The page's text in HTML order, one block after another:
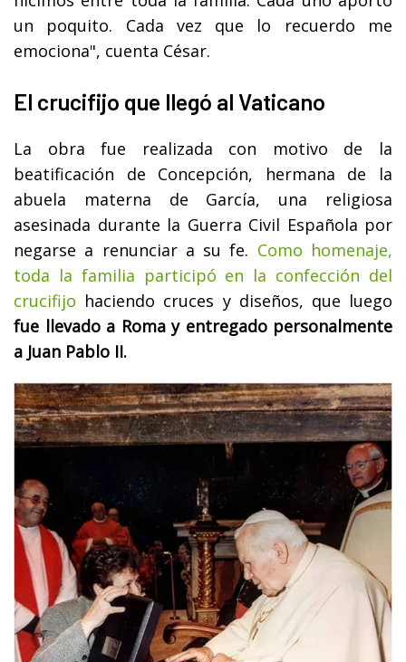
un poquito. Cada vez que lo recuerdo me
emociona", cuenta César.
El crucifijo que llegó al Vaticano
La obra fue realizada con motivo de la
beatificación de Concepción, hermana de la
abuela materna de García, una religiosa
asesinada durante la Guerra Civil Española por
negarse a renunciar a su fe. Como homenaje,
toda la familia participó en la confección del
crucifijo haciendo cruces y diseños, que luego
fue llevado a Roma y entregado personalmente
a Juan Pablo II.